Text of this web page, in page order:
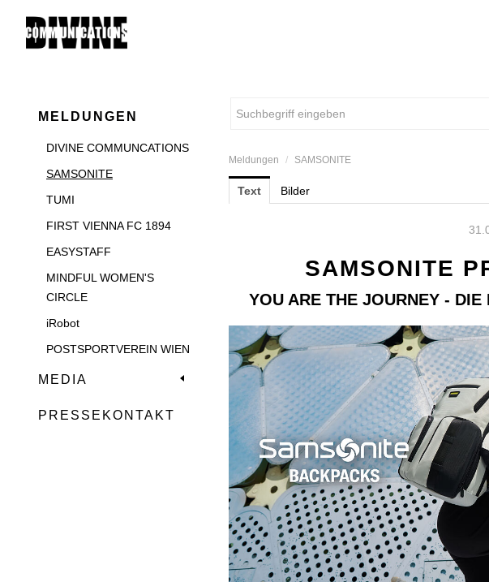
MELDUNGEN
DIVINE COMMUNCATIONS
SAMSONITE
TUMI
FIRST VIENNA FC 1894
EASYSTAFF
MINDFUL WOMEN'S
CIRCLE
iRobot
POSTSPORTVEREIN WIEN
MEDIA
PRESSEKONTAKT
Meldungen / SAMSONITE
Text Bilder
SAMSONITE
YOU ARE THE JOURNEY -